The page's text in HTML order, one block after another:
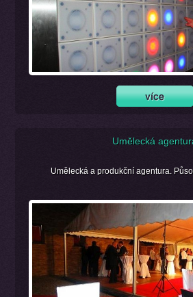
Umělecká
Umělecká a produkční agentura.